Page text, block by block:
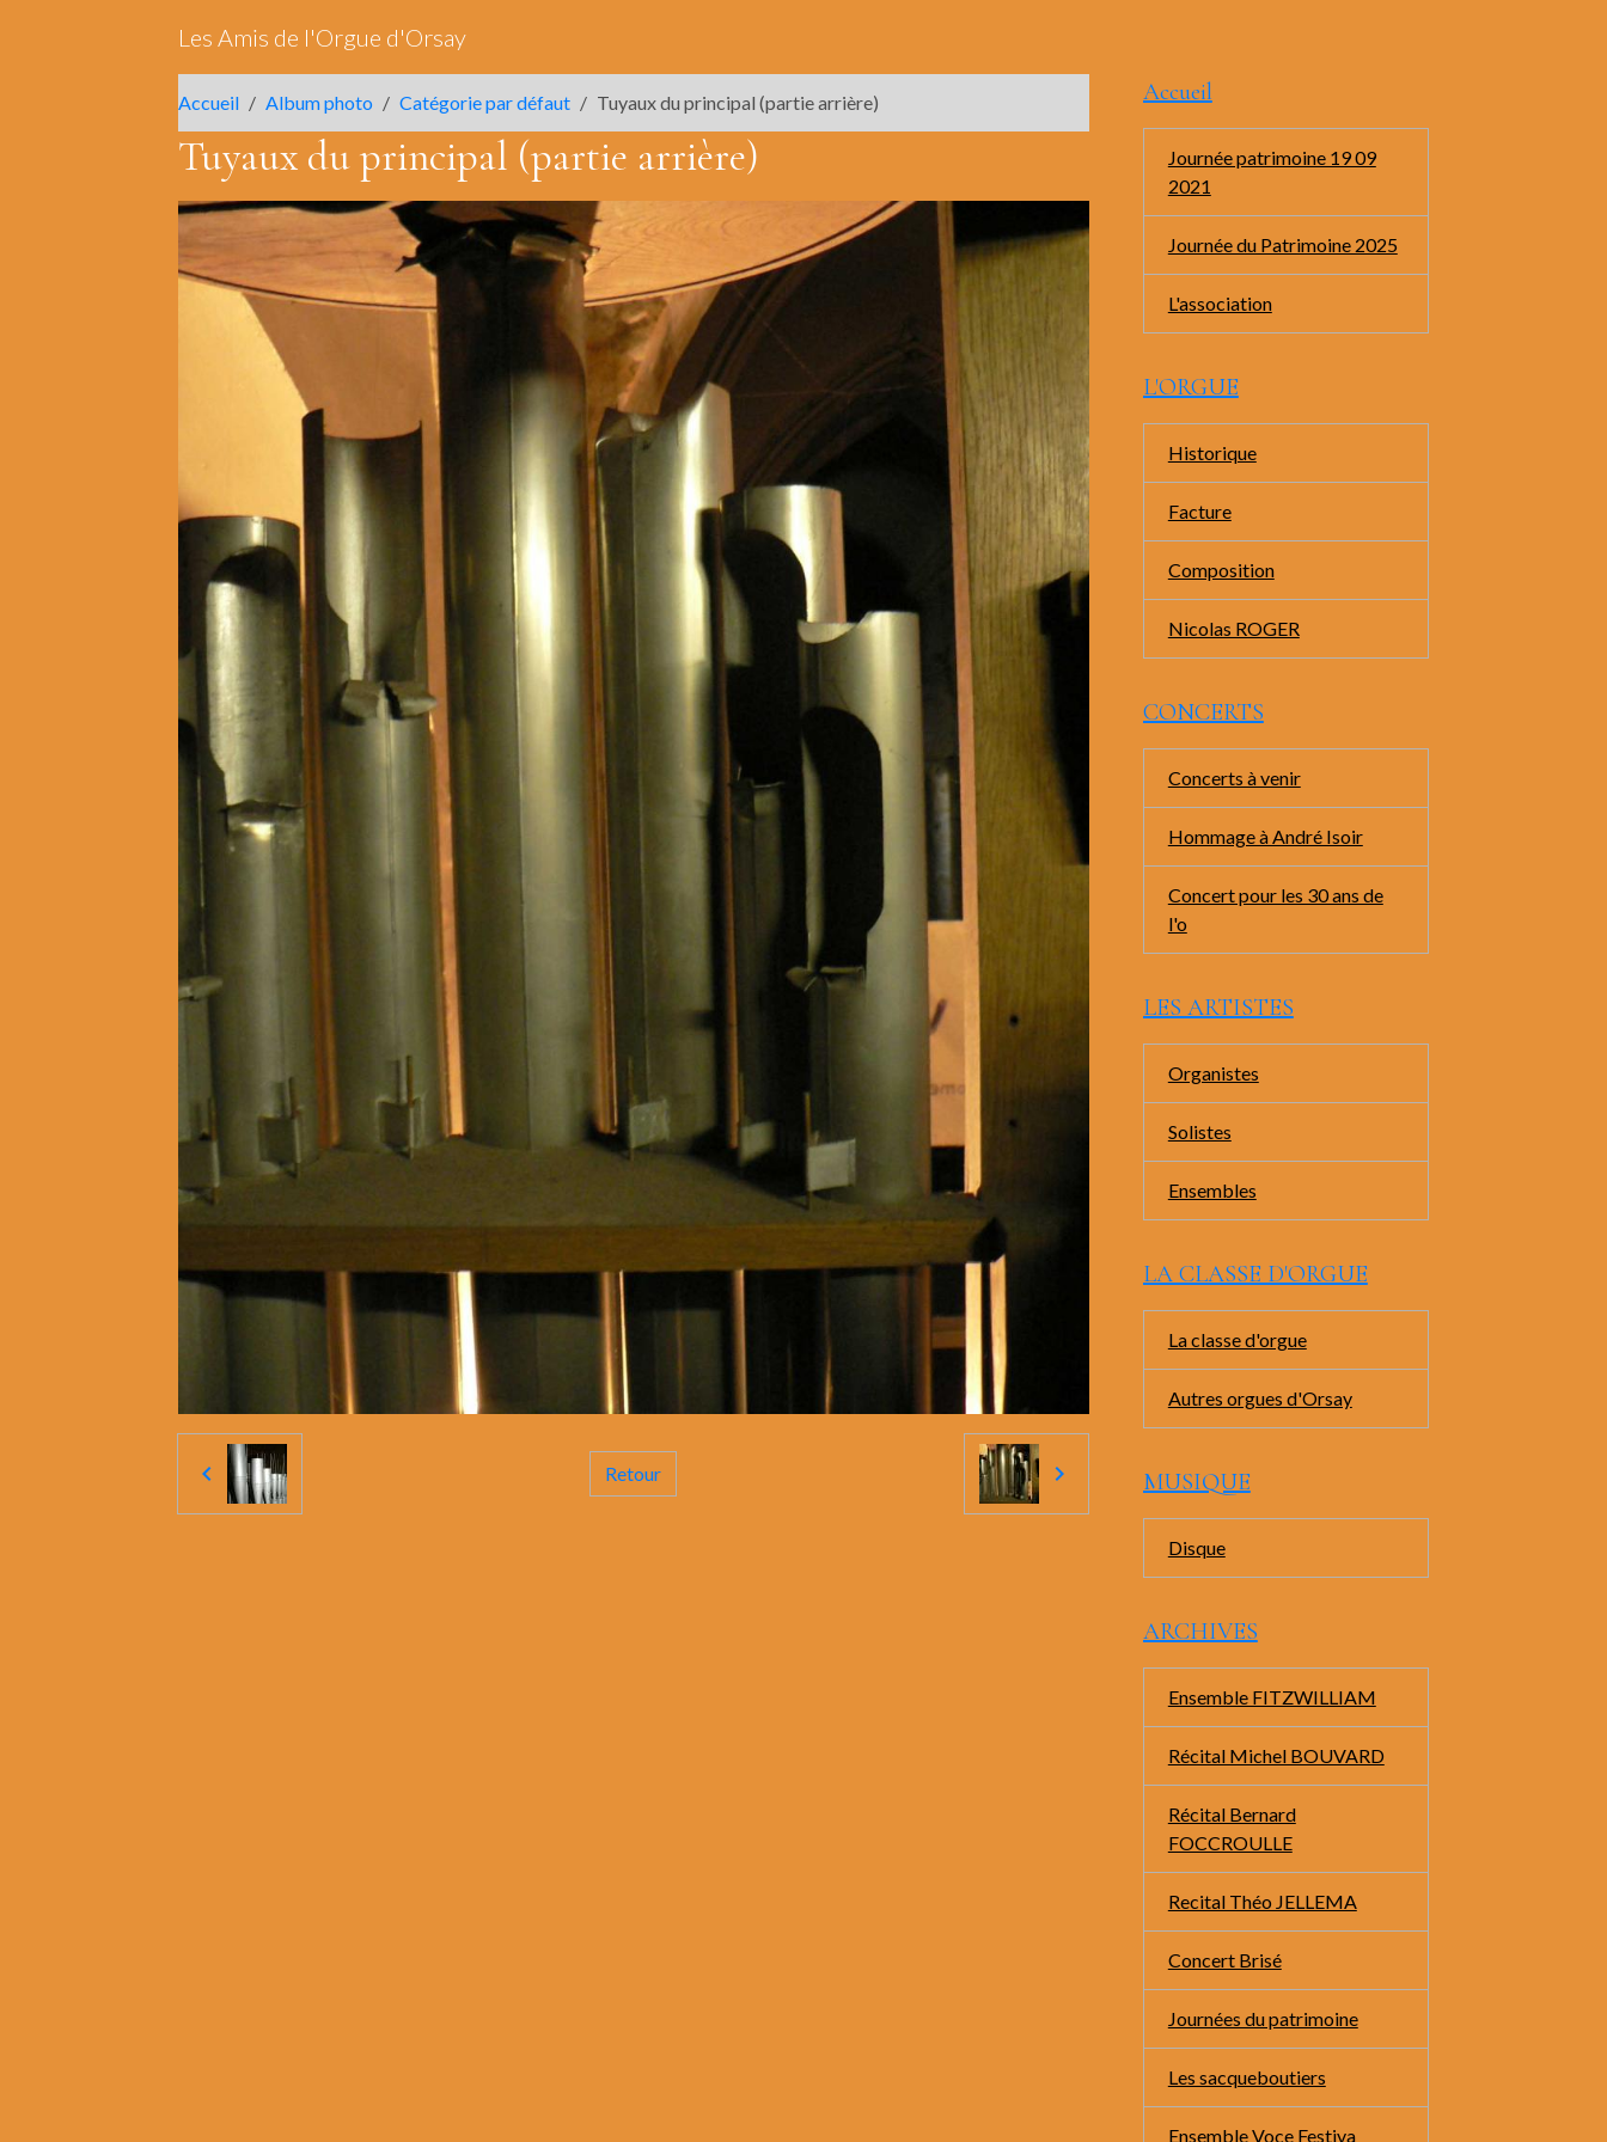
Les Amis de l'Orgue d'Orsay
Accueil Album photo Catégorie par défaut Tuyaux du principal (partie arrière)
Tuyaux du principal (partie arrière)
Retour
Accueil
Journée patrimoine 19 09
2021
Journée du Patrimoine 2025
L'association
L'ORGUE
Historique
Facture
Composition
Nicolas ROGER
CONCERTS
Concerts à venir
Hommage à André Isoir
Concert pour les 30 ans de
l'o
LES ARTISTES
Organistes
Solistes
Ensembles
LA CLASSE D'ORGUE
La classe d'orgue
Autres orgues d'Orsay
MUSIQUE
Disque
ARCHIVES
Ensemble FITZWILLIAM
Récital Michel BOUVARD
Récital Bernard
FOCCROULLE
Recital Théo JELLEMA
Concert Brisé
Journées du patrimoine
Les sacqueboutiers
Ensemble Voce Festiva